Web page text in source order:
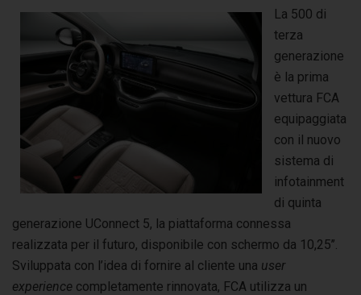
La 500 di
terza
generazione
è la prima
vettura FCA
equipaggiata
con il nuovo
sistema di
infotainment
di quinta
generazione UConnect 5, la piattaforma connessa
realizzata per il futuro, disponibile con schermo da 10,25’’.
Sviluppata con l’idea di fornire al cliente una user
experience completamente rinnovata, FCA utilizza un